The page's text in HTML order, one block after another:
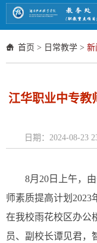
首页 > 日常教学 > 新
江华职业中专教
日期：2024-08-23
8月20日上午，
师素质提高计划 2023
在我校雨花校区办公
员、副校长谭见君，